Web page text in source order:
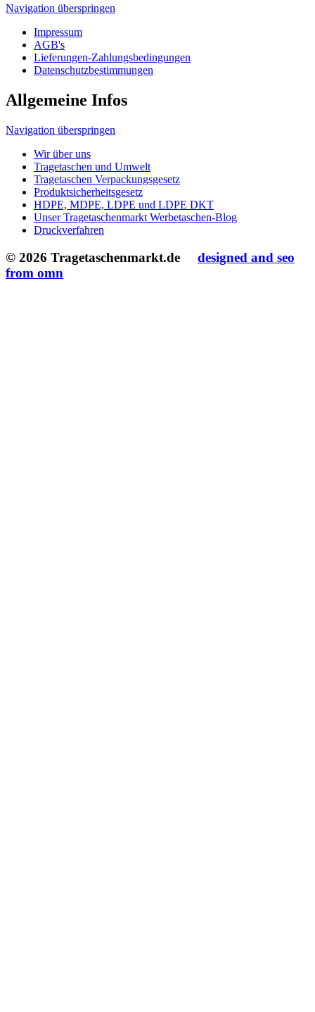
Navigation überspringen
Wir über uns
Tragetaschen und Umwelt
Tragetaschen Verpackungsgesetz
Produktsicherheitsgesetz
HDPE, MDPE, LDPE und LDPE DKT
Unser Tragetaschenmarkt Werbetaschen-Blog
from omn